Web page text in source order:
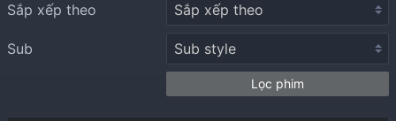
Sắp xếp theo
Sub
Lọc phim